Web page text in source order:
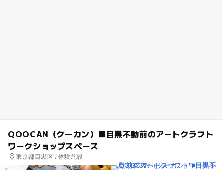
QOOCAN（クーカン）■目黒不動前のアートクラフト
ワークショップスペース
東京都目黒区 / 体験施設